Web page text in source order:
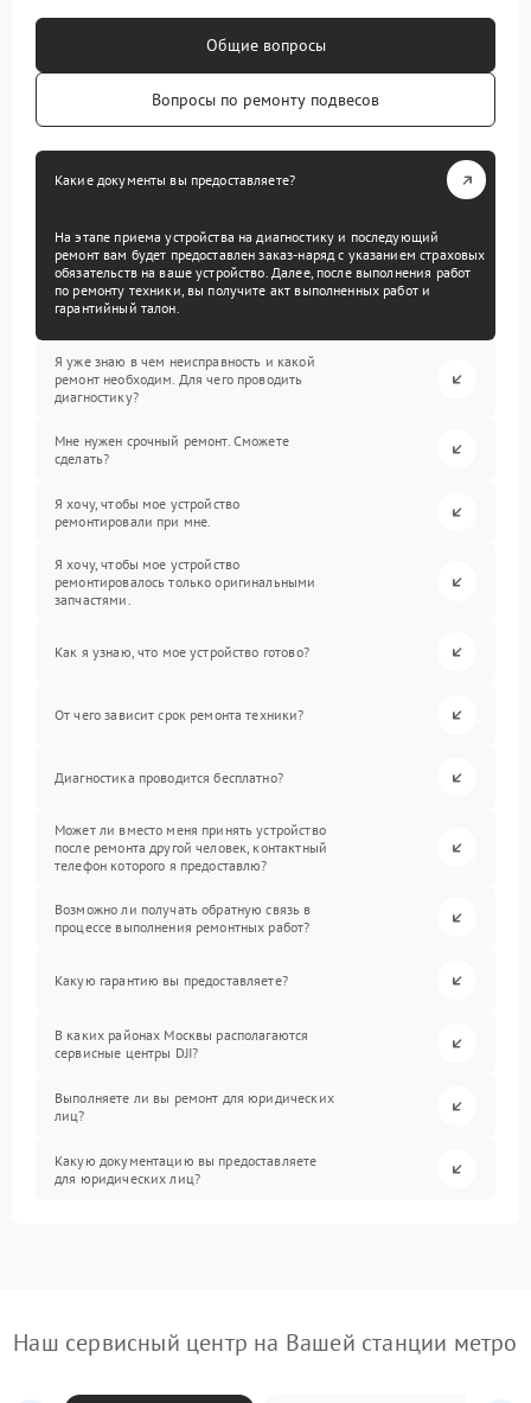
Общие вопросы
Вопросы по ремонту подвесов
Какие документы вы предоставляете?
На этапе приема устройства на диагностику и последующий
ремонт вам будет предоставлен заказ-наряд с указанием страховых
обязательств на ваше устройство. Далее, после выполнения работ
по ремонту техники, вы получите акт выполненных работ и
гарантийный талон.
Я уже знаю в чем неисправность и какой
ремонт необходим. Для чего проводить
диагностику?
Мне нужен срочный ремонт. Сможете
сделать?
Я хочу, чтобы мое устройство
ремонтировали при мне.
Я хочу, чтобы мое устройство
ремонтировалось только оригинальными
запчастями.
Как я узнаю, что мое устройство готово?
От чего зависит срок ремонта техники?
Диагностика проводится бесплатно?
Может ли вместо меня принять устройство
после ремонта другой человек, контактный
телефон которого я предоставлю?
Возможно ли получать обратную связь в
процессе выполнения ремонтных работ?
Какую гарантию вы предоставляете?
В каких районах Москвы располагаются
сервисные центры DJI?
Выполняете ли вы ремонт для юридических
лиц?
Какую документацию вы предоставляете
для юридических лиц?
Наш сервисный центр на Вашей станции метро